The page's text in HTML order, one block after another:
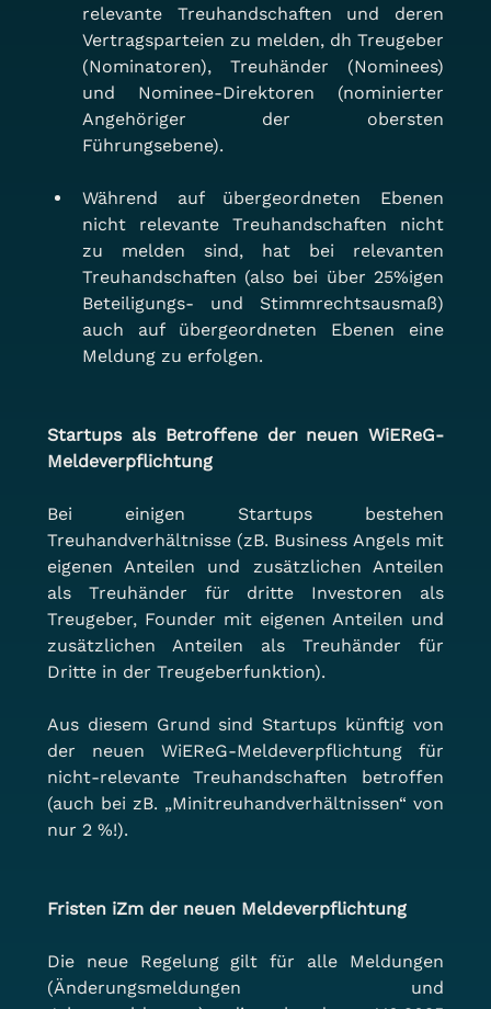
relevante Treuhandschaften und deren
Vertragsparteien zu melden, dh Treugeber
(Nominatoren), Treuhänder (Nominees)
und Nominee-Direktoren (nominierter
Angehöriger der obersten
Führungsebene).
Während auf übergeordneten Ebenen
nicht relevante Treuhandschaften nicht
zu melden sind, hat bei relevanten
Treuhandschaften (also bei über 25%igen
Beteiligungs- und Stimmrechtsausmaß)
auch auf übergeordneten Ebenen eine
Meldung zu erfolgen.
Startups als Betroffene der neuen WiEReG-
Meldeverpflichtung
Bei einigen Startups bestehen
Treuhandverhältnisse (zB. Business Angels mit
eigenen Anteilen und zusätzlichen Anteilen
als Treuhänder für dritte Investoren als
Treugeber, Founder mit eigenen Anteilen und
zusätzlichen Anteilen als Treuhänder für
Dritte in der Treugeberfunktion).
Aus diesem Grund sind Startups künftig von
der neuen WiEReG-Meldeverpflichtung für
nicht-relevante Treuhandschaften betroffen
(auch bei zB. „Minitreuhandverhältnissen“ von
nur 2 %!).
Fristen iZm der neuen Meldeverpflichtung
Die neue Regelung gilt für alle Meldungen
(Änderungsmeldungen und